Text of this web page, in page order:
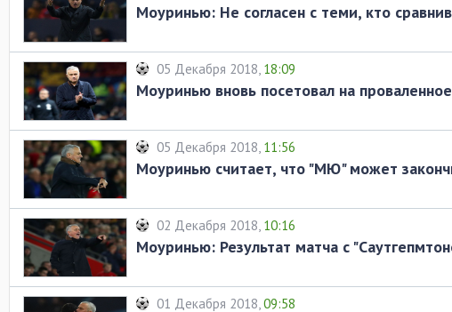
Моуринью: Не согласен с теми, кто
05 Декабря 2018, 18:09
Моуринью вновь посетовал на
05 Декабря 2018, 11:56
Моуринью считает, что "МЮ" может
02 Декабря 2018, 10:16
Моуринью: Результат матча с
01 Декабря 2018,09:58